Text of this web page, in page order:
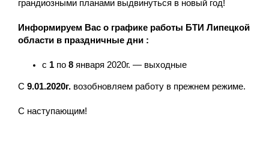
грандиозными планами выдвинуться в новый год!
Информируем Вас о графике работы БТИ Липецкой
области в праздничные дни :
с 1 по 8 января 2020г. — выходные
С 9.01.2020г. возобновляем работу в прежнем режиме.
С наступающим!